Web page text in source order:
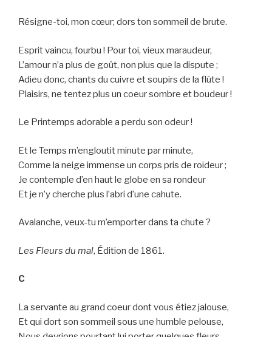
Résigne-toi, mon cœur; dors ton sommeil de brute.
Esprit vaincu, fourbu ! Pour toi, vieux maraudeur,
L’amour n’a plus de goût, non plus que la dispute ;
Adieu donc, chants du cuivre et soupirs de la flûte !
Plaisirs, ne tentez plus un coeur sombre et boudeur !
Le Printemps adorable a perdu son odeur !
Et le Temps m’engloutit minute par minute,
Comme la neige immense un corps pris de roideur ;
Je contemple d’en haut le globe en sa rondeur
Et je n’y cherche plus l’abri d’une cahute.
Avalanche, veux-tu m’emporter dans ta chute ?
Les Fleurs du mal, Édition de 1861.
C
La servante au grand coeur dont vous étiez jalouse,
Et qui dort son sommeil sous une humble pelouse,